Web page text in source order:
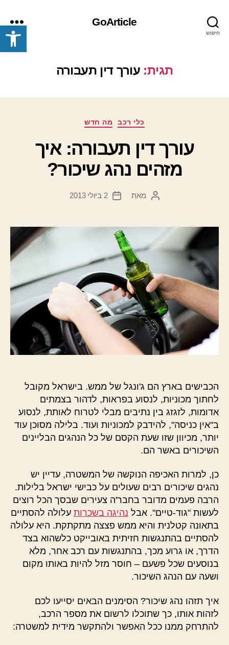
פתח סרגל נגישות חיפוש
GoArticle
תפריט
תגית: עורך דין תעבורה
קטגוריות כלי רכב מה חדש
עורך דין תעבורה: איך
מזהים נהג שיכור?
המחבר
מאת
תאריך
2 ביולי 2013
הכבישים בארץ הם ג'ונגל של ממש. בישראל מקובל
לחתוך מכוניות, לנסוע בפראות, לדהור בצמתים
אדומות, לזגזג בין נתיבים מבלי לטרוח לאותת, לנסוע
ב"אין כניסה", להידבק למכוניות ועוד. בלילה מסוכן עוד
יותר, מכיוון שזו שעת הקסם של כל הנהגים הבליינים
השיכורים באשר הם.
כן, למרות האכיפה הנוקשה של המשטרה, עדיין יש
נהגים שיכורים רבים שעולים על כבישי ישראל בלילות.
הרבה פעמים מדובר בחבר'ה צעירים שבסך הכל רוצים
לעשות "גוד-טיים". אבל נהיגה בשכרות עלולה להסתיים
בתאונה קטלנית והיא ממש פצצה מתקתקת. היא עלולה
להסתיים בהתנגשות חזיתית באובייקט כלשהוא בצד
הדרך, או גרוע מכך, בהתנגשות עם רכב אחר, מלא
בנוסעים שכל פשעם – חוסר מזל להיות באותו מקום
ושעה עם הנהג השיכור.
איך תזהו נהג שיכור? הסימנים הבאים יסייעו לכם
לזהות אותו, כך שתוכלו לרשום את מספר הרכב,
להתרחק ממנו ככל האפשר ולהתקשר מידית למשטרה: